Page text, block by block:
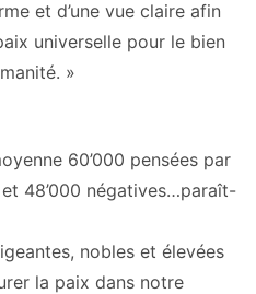
et d’une vue claire afin
universelle pour le bien
»
60’000 pensées par
48’000 négatives…paraît-
nobles et élevées
la paix dans notre